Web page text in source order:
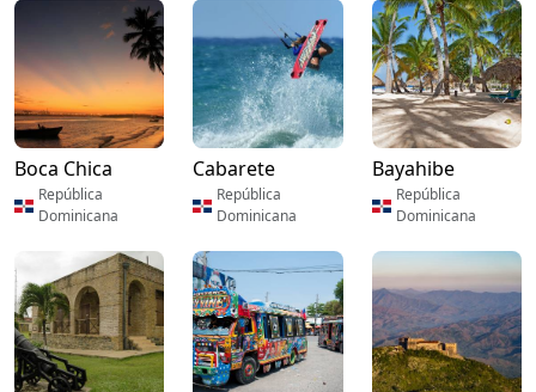
Boca Chica
República
Dominicana
Cabarete
República
Dominicana
Bayahibe
República
Dominicana